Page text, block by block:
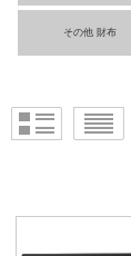
その他 財布